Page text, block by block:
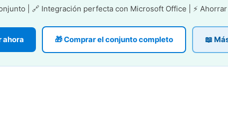
| 🔗 Integración perfecta con Microsoft Office | ⚡
ahora 🎁 Comprar el conjunto completo 📖